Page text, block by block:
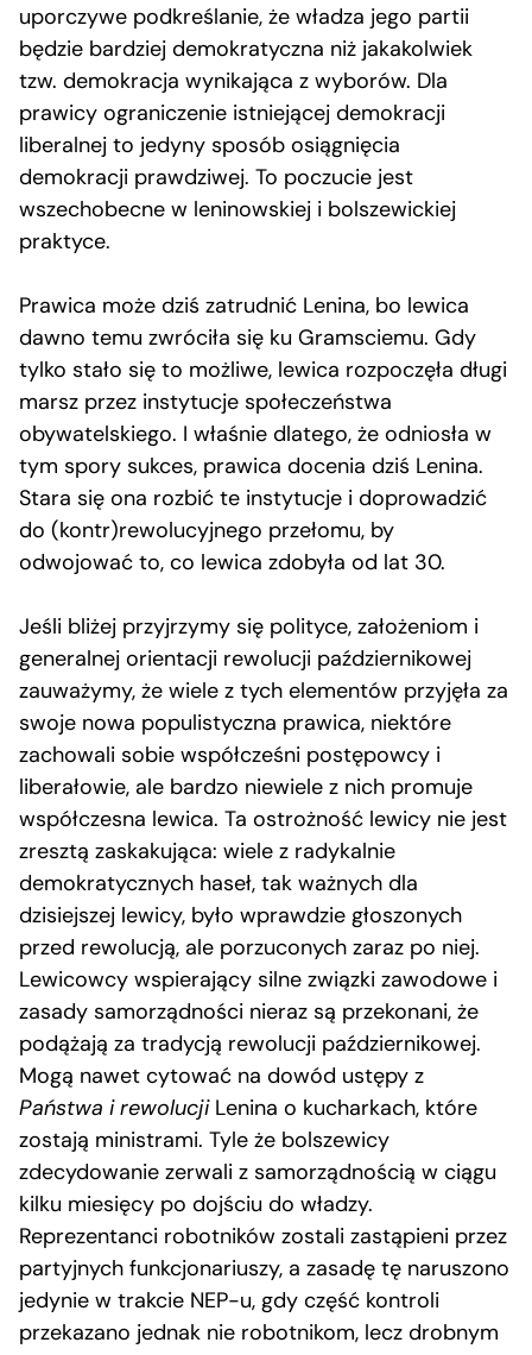
uporczywe podkreślanie, że władza jego partii
będzie bardziej demokratyczna niż jakakolwiek
tzw. demokracja wynikająca z wyborów. Dla
prawicy ograniczenie istniejącej demokracji
liberalnej to jedyny sposób osiągnięcia
demokracji prawdziwej. To poczucie jest
wszechobecne w leninowskiej i bolszewickiej
praktyce.
Prawica może dziś zatrudnić Lenina, bo lewica
dawno temu zwróciła się ku Gramsciemu. Gdy
tylko stało się to możliwe, lewica rozpoczęła długi
marsz przez instytucje społeczeństwa
obywatelskiego. I właśnie dlatego, że odniosła w
tym spory sukces, prawica docenia dziś Lenina.
Stara się ona rozbić te instytucje i doprowadzić
do (kontr)rewolucyjnego przełomu, by
odwojować to, co lewica zdobyła od lat 30.
Jeśli bliżej przyjrzymy się polityce, założeniom i
generalnej orientacji rewolucji październikowej
zauważymy, że wiele z tych elementów przyjęła za
swoje nowa populistyczna prawica, niektóre
zachowali sobie współcześni postępowcy i
liberałowie, ale bardzo niewiele z nich promuje
współczesna lewica. Ta ostrożność lewicy nie jest
zresztą zaskakująca: wiele z radykalnie
demokratycznych haseł, tak ważnych dla
dzisiejszej lewicy, było wprawdzie głoszonych
przed rewolucją, ale porzuconych zaraz po niej.
Lewicowcy wspierający silne związki zawodowe i
zasady samorządności nieraz są przekonani, że
podążają za tradycją rewolucji październikowej.
Mogą nawet cytować na dowód ustępy z
Państwa i rewolucjiLenina o kucharkach, które
zostają ministrami. Tyle że bolszewicy
zdecydowanie zerwali z samorządnością w ciągu
kilku miesięcy po dojściu do władzy.
Reprezentanci robotników zostali zastąpieni przez
partyjnych funkcjonariuszy, a zasadę tę naruszono
jedynie w trakcie NEP-u, gdy część kontroli
przekazano jednak nie robotnikom, lecz drobnym